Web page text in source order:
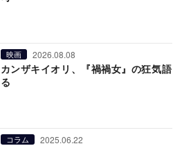
映画 2026.08.08
カンザキイオリ、『禍禍女』の狂気語
る
コラム 2025.06.22